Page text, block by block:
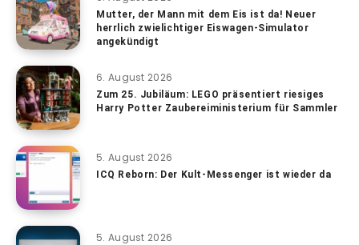
Mutter, der Mann mit dem Eis ist da! Neuer
herrlich zwielichtiger Eiswagen-Simulator
angekündigt
6. August 2026
Zum 25. Jubiläum: LEGO präsentiert riesiges
Harry Potter Zaubereiministerium für Sammler
5. August 2026
ICQ Reborn: Der Kult-Messenger ist wieder da
5. August 2026